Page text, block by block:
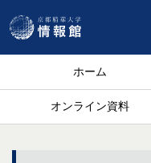
ホーム
オンライン資料